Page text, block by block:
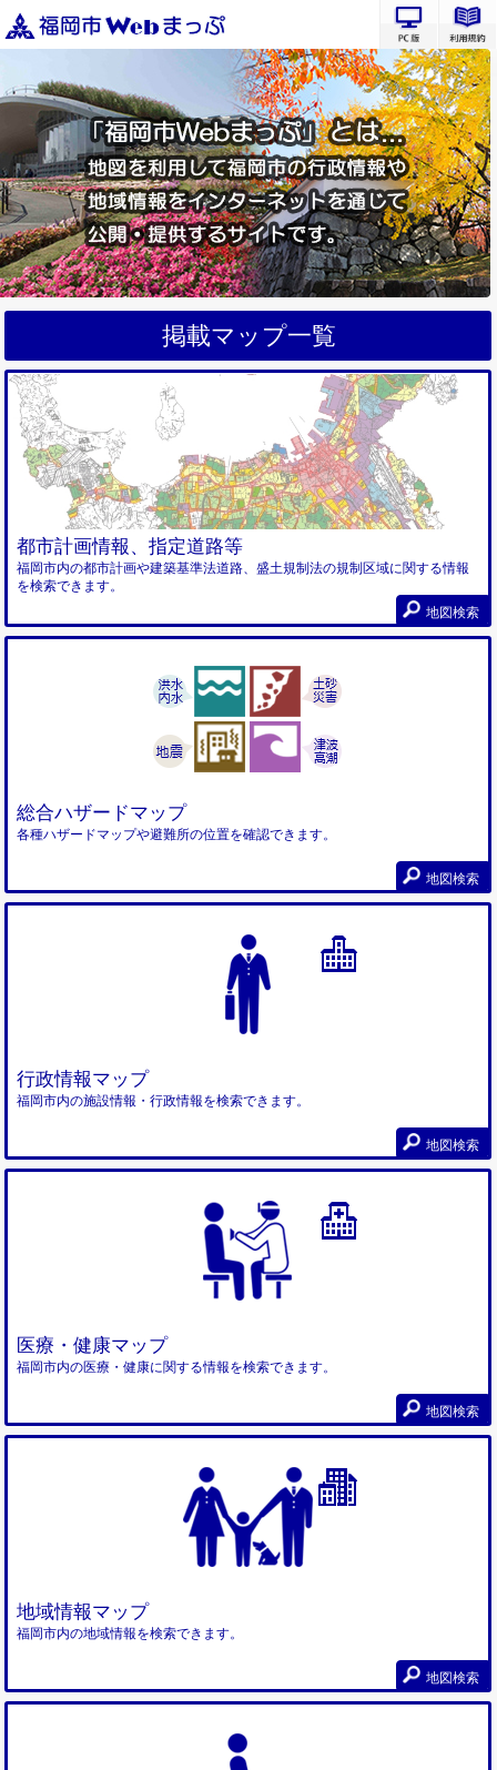
PC版サ
掲載マップ一覧
都市計画情報、指定道路等
福岡市内の都市計画や建築基準法道路、盛土規制法の規制区域に関する情報
を検索できます。
地図検索
総合ハザードマップ
各種ハザードマップや避難所の位置を確認できます。
地図検索
行政情報マップ
福岡市内の施設情報・行政情報を検索できます。
地図検索
医療・健康マップ
福岡市内の医療・健康に関する情報を検索できます。
地図検索
地域情報マップ
福岡市内の地域情報を検索できます。
地図検索